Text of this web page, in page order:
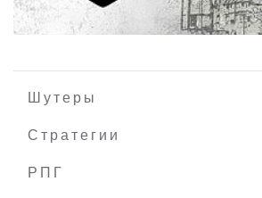
Шутеры
Стратегии
РПГ